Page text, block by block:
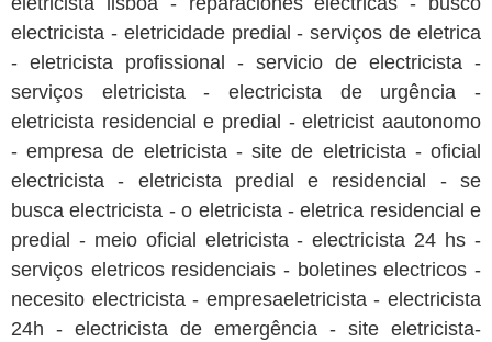
electricista - eletricidade predial - serviços de eletrica
- eletricista profissional - servicio de electricista -
serviços eletricista - electricista de urgência -
eletricista residencial e predial - eletricist aautonomo
- empresa de eletricista - site de eletricista - oficial
electricista - eletricista predial e residencial - se
busca electricista - o eletricista - eletrica residencial e
predial - meio oficial eletricista - electricista 24 hs -
serviços eletricos residenciais - boletines electricos -
necesito electricista - empresaeletricista - electricista
24h - electricista de emergência - site eletricista-